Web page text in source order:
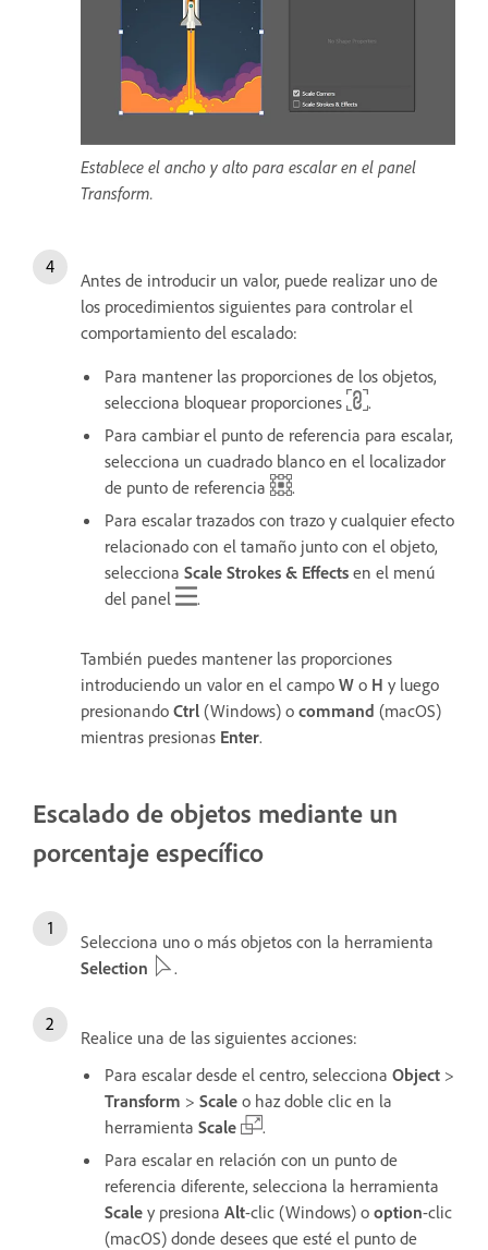
Establece el ancho y alto para escalar en el panel
Transform.
Antes de introducir un valor, puede realizar uno de
los procedimientos siguientes para controlar el
comportamiento del escalado:
Para mantener las proporciones de los objetos,
selecciona bloquear proporciones
.
Para cambiar el punto de referencia para escalar,
selecciona un cuadrado blanco en el localizador
de punto de referencia
.
Para escalar trazados con trazo y cualquier efecto
relacionado con el tamaño junto con el objeto,
selecciona Scale Strokes & Effects en el menú
del panel
.
También puedes mantener las proporciones
introduciendo un valor en el campo W o H y luego
presionando Ctrl (Windows) o command (macOS)
mientras presionas Enter.
Escalado de objetos mediante un
porcentaje específico
Selecciona uno o más objetos con la herramienta
Selection
.
Realice una de las siguientes acciones:
Para escalar desde el centro, selecciona Object >
Transform > Scale o haz doble clic en la
herramienta Scale
.
Para escalar en relación con un punto de
referencia diferente, selecciona la herramienta
Scale y presiona Alt-clic (Windows) o option-clic
(macOS) donde desees que esté el punto de